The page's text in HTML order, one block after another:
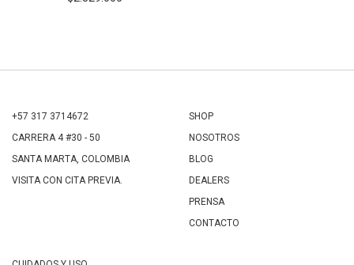
+57 317 3714672
CARRERA 4 #30 - 50
SANTA MARTA, COLOMBIA
VISITA CON CITA PREVIA.
SHOP
NOSOTROS
BLOG
DEALERS
PRENSA
CONTACTO